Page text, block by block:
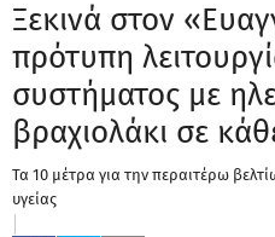
Ξεκινά στον
πρότυπη
συστήματος με
βραχιολάκι σε
Τα 10 μέτρα για την περαιτέρω
υγείας